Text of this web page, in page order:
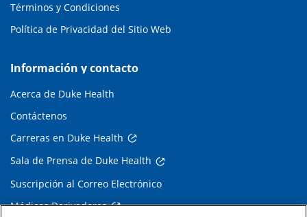
Términos y Condiciones
Política de Privacidad del Sitio Web
Información y contacto
Acerca de Duke Health
Contáctenos
Carreras en Duke Health
Sala de Prensa de Duke Health
Suscripción al Correo Electrónico
Médicos Derivadores